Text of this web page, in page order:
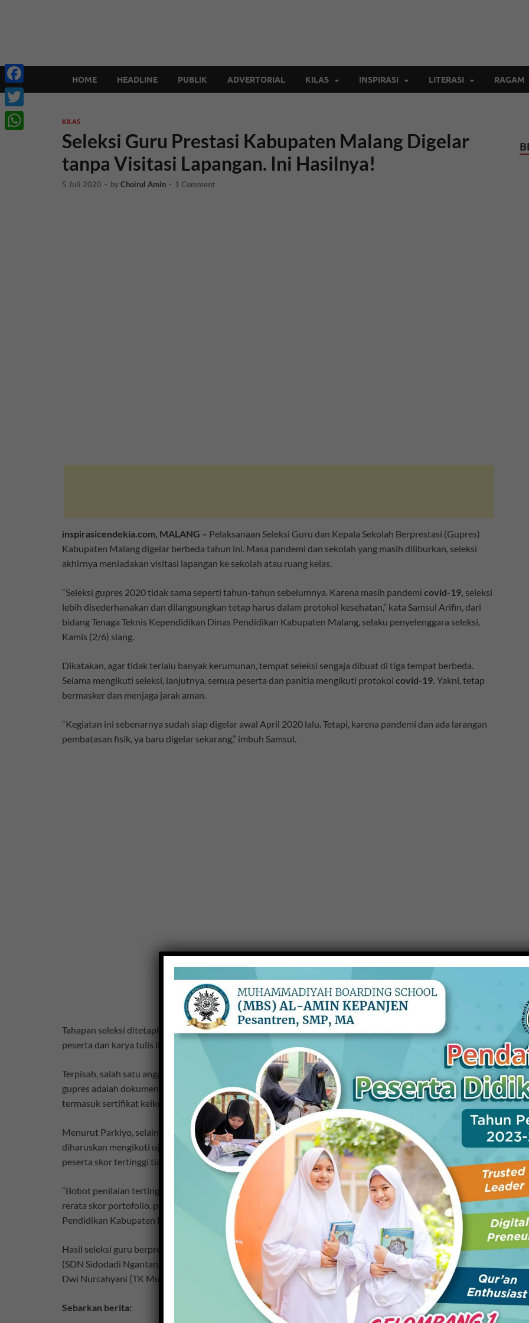
HOME HEADLINE PUBLIK ADVERTORIAL KILAS INSPIRASI LITERASI RAGAM
KILAS
Seleksi Guru Prestasi Kabupaten Malang Digelar
tanpa Visitasi Lapangan. Ini Hasilnya!
5 Juli 2020 - byChoirul Amin - 1 Comment
inspirasicendekia.com, MALANG – Pelaksanaan Seleksi Guru dan Kepala Sekolah Berprestasi (Gupres)
Kabupaten Malang digelar berbeda tahun ini. Masa pandemi dan sekolah yang masih diliburkan, seleksi
akhirnya meniadakan visitasi lapangan ke sekolah atau ruang kelas.
“Seleksi gupres 2020 tidak sama seperti tahun-tahun sebelumnya. Karena masih pandemi covid-19, seleksi
lebih disederhanakan dan dilangsungkan tetap harus dalam protokol kesehatan,” kata Samsul Arifin, dari
bidang Tenaga Teknis Kependidikan Dinas Pendidikan Kabupaten Malang, selaku penyelenggara seleksi,
Kamis (2/6) siang.
Dikatakan, agar tidak terlalu banyak kerumunan, tempat seleksi sengaja dibuat di tiga tempat berbeda.
Selama mengikuti seleksi, lanjutnya, semua peserta dan panitia mengikuti protokol covid-19. Yakni, tetap
bermasker dan menjaga jarak aman.
“Kegiatan ini sebenarnya sudah siap digelar awal April 2020 lalu. Tetapi, karena pandemi dan ada larangan
pembatasan fisik, ya baru digelar sekarang,” imbuh Samsul.
Tahapan seleksi ditetapkan beberapa hal sebagai persyaratan penilaian. Diantaranya, penilaian portofolio
peserta dan karya tulis ilmiahnya. Penilaian dilakukan oleh tim juri khusus yang dibentuk Dinas Pendidikan.
Terpisah, salah satu anggota tim penilai, Parkiyo mengungkapkan, beberapa aspek yang dinilai untuk seleksi
gupres adalah dokumen portofolio, karya Penelitian Tindakan Kelas (PTK), hasil penilain kinerja guru (PKG),
termasuk sertifikat keikutsertaan berbagai diklat.
Menurut Parkiyo, selain portofolio dan dokumen karya ilmiah keprofesian yang dinilai, tiap peserta juga
diharuskan mengikuti ujian tulis. Selanjutnya, dari hasi peringkat skor yang didapatkan, diambil 6 (enam)
peserta skor tertinggi tiap jenjang untuk melakulan presentasi dan wawancara.
“Bobot penilaian tertinggi adalah penilaian portofolio. Dan, yang menentukan juara terbaik adalah hasil
rerata skor portofolio, presentasi dan wawancara,” kata pria yang juga Koordinator Pengawas SMP Dinas
Pendidikan Kabupaten Malang ini.
Hasil seleksi guru berprestasi, tercatat juara 1 diraih Filailatul Asrikah (TK ABA 4 Lawang), Melia Fitriani
(SDN Sidodadi Ngantang), dan Nurus Solehati (SMPN 2 Wagir). Sedangkan, juara satu kepala sekolah diraih
Dwi Nurcahyani (TK Muslimat NU 6 Kepanjen), dan Yuni Suprapti (SDN 1 Pagentan Singosari).[min]
Sebarkan berita:
Facebook
Twitter